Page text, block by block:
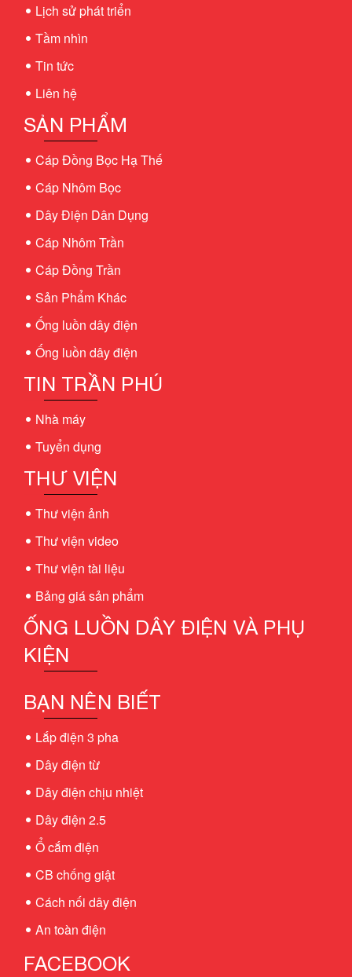
Lịch sử phát triển
Tầm nhìn
Tin tức
Liên hệ
SẢN PHẨM
Cáp Đồng Bọc Hạ Thế
Cáp Nhôm Bọc
Dây Điện Dân Dụng
Cáp Nhôm Trần
Cáp Đồng Trần
Sản Phẩm Khác
Ống luồn dây điện
Ống luồn dây điện
TIN TRẦN PHÚ
Nhà máy
Tuyển dụng
THƯ VIỆN
Thư viện ảnh
Thư viện video
Thư viện tài liệu
Bảng giá sản phẩm
ỐNG LUỒN DÂY ĐIỆN VÀ PHỤ
KIỆN
BẠN NÊN BIẾT
Lắp điện 3 pha
Dây điện từ
Dây điện chịu nhiệt
Dây điện 2.5
Ổ cắm điện
CB chống giật
Cách nối dây điện
An toàn điện
FACEBOOK